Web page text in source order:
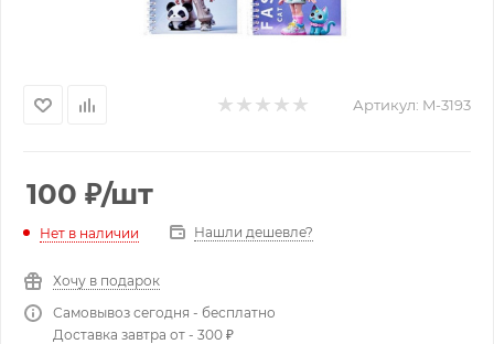
Артикул: M-3193
100 ₽/шт
Нет в наличии Нашли дешевле?
Хочу в подарок
Самовывоз сегодня - бесплатно
Доставка завтра от - 300 ₽